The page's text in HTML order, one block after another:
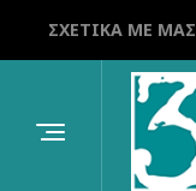
ΣΧΕΤΙΚΆ ΜΕ ΜΑΣ